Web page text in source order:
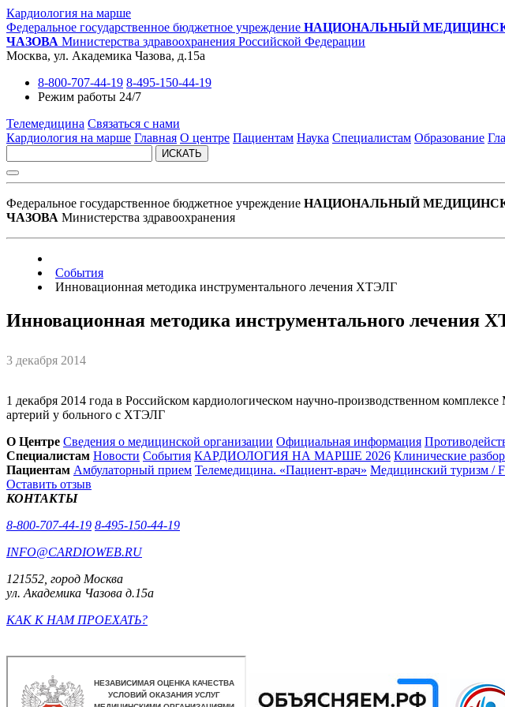
Кардиология на марше
Федеральное государственное бюджетное учреждение НАЦИОНАЛЬНЫЙ
ЧАЗОВА Министерства здравоохранения Российской Федерации
Москва, ул. Академика Чазова, д.15а
8-800-707-44-19 8-495-150-44-19
Режим работы 24/7
Телемедицина Связаться с нами
Кардиология на марше Главная О центре Пациентам Наука Специалистам Образование
ИСКАТЬ
Федеральное государственное бюджетное учреждение НАЦИОНАЛЬНЫЙ
ЧАЗОВА Министерства здравоохранения
События
Инновационная методика инструментального лечения ХТЭЛГ
Инновационная методика инструментального лечения
3 декабря 2014
1 декабря 2014 года в Российском кардиологическом научно-производственном
артерий у больного с ХТЭЛГ
О Центре Сведения о медицинской организации Официальная информация
Специалистам Новости События КАРДИОЛОГИЯ НА МАРШЕ 2026 Клинические
Пациентам Амбулаторный прием Телемедицина. «Пациент-врач» Медицинский туризм /
Оставить отзыв
КОНТАКТЫ
8-800-707-44-19 8-495-150-44-19
INFO@CARDIOWEB.RU
121552, город Москва
ул. Академика Чазова д.15а
КАК К НАМ ПРОЕХАТЬ?